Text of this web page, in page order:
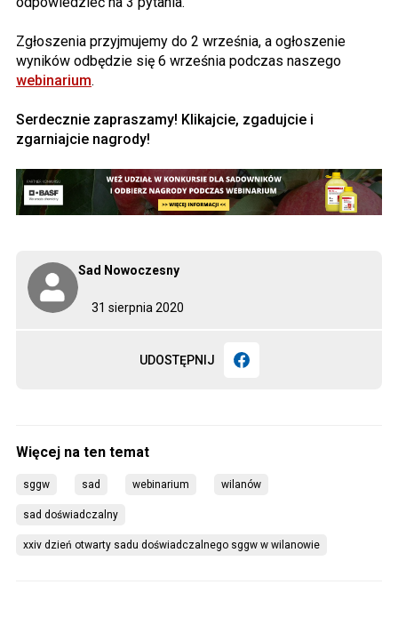
31 sierpnia 2020
Sad Nowoczesny
UDOSTĘPNIJ
Zgłoszenia przyjmujemy do 2 września, a ogłoszenie
wyników odbędzie się 6 września podczas naszego
webinarium.
Serdecznie zapraszamy! Klikajcie, zgadujcie i
zgarniajcie nagrody!
sggw sad webinarium wilanów
sad doświadczalny
xxiv dzień otwarty sadu doświadczalnego sggw w wilanowie